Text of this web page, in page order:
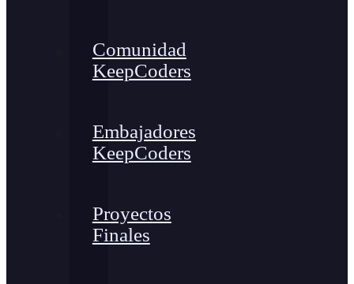
Comunidad
KeepCoders
Embajadores
KeepCoders
Proyectos
Finales